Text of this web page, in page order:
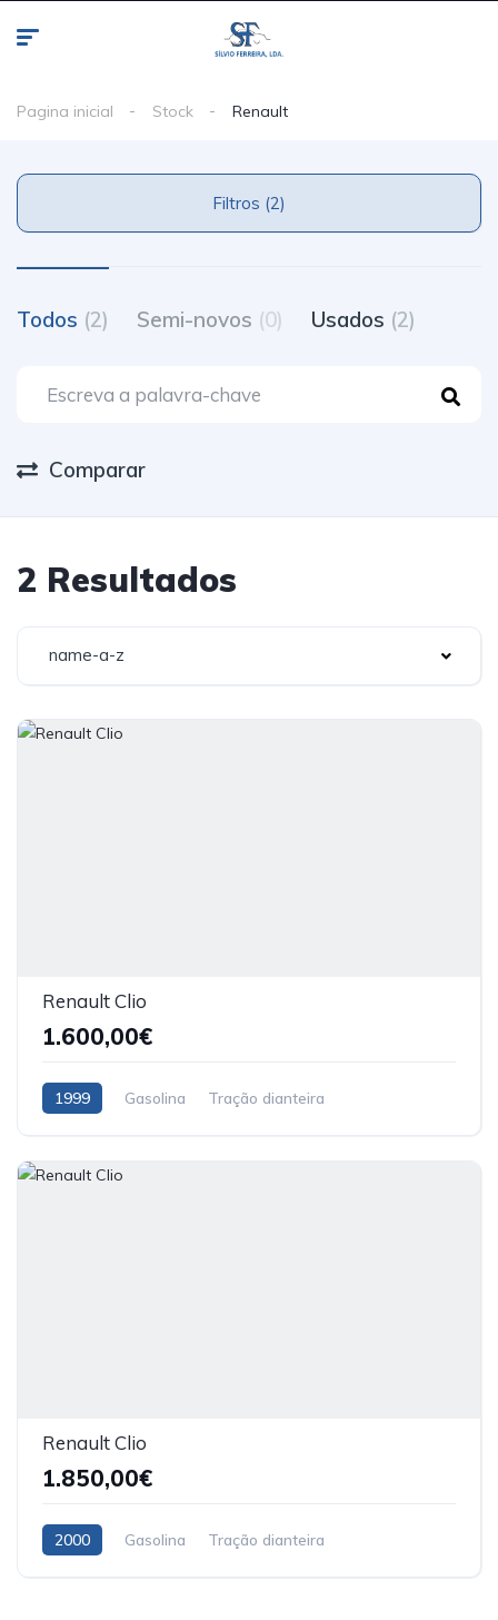
Pagina inicial Stock Renault
Filtros (2)
Todos (2) Semi-novos (0) Usados (2)
Comparar
2 Resultados
name-a-z
Renault Clio
1.600,00€
1999 Gasolina Tração dianteira
Renault Clio
1.850,00€
2000 Gasolina Tração dianteira